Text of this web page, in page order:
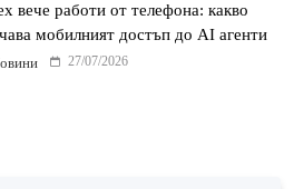
вече работи от телефона: какво
мобилният достъп до AI агенти
27/07/2026